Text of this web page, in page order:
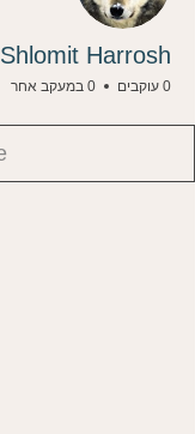
Shlomit Harrosh
0 עוקבים 0 במעקב אחר